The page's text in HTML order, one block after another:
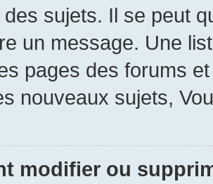
sujets. Il se peut
un message. Une
pages des forums
nouveaux sujets,
modifier ou